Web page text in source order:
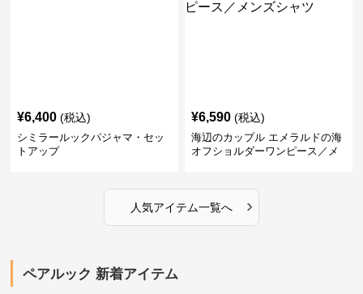
¥6,400 (税込)
シミラールックパジャマ・セッ
トアップ
¥6,590 (税込)
海辺のカップル エメラルドの海
オフショルダーワンピース／メ
人気アイテム一覧へ ›
ペアルック 新着アイテム